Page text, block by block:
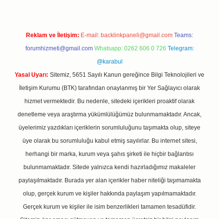
Reklam ve İletişim: E-mail: backlinkpaneli@gmail.com Teams:
forumhizmeti@gmail.com Whatsapp: 0262 606 0 726 Telegram:
@karabul
Yasal Uyarı: Sitemiz, 5651 Sayılı Kanun gereğince Bilgi Teknolojileri ve
İletişim Kurumu (BTK) tarafından onaylanmış bir Yer Sağlayıcı olarak
hizmet vermektedir. Bu nedenle, sitedeki içerikleri proaktif olarak
denetleme veya araştırma yükümlülüğümüz bulunmamaktadır. Ancak,
üyelerimiz yazdıkları içeriklerin sorumluluğunu taşımakta olup, siteye
üye olarak bu sorumluluğu kabul etmiş sayılırlar. Bu internet sitesi,
herhangi bir marka, kurum veya şahıs şirketi ile hiçbir bağlantısı
bulunmamaktadır. Sitede yalnızca kendi hazırladığımız makaleler
paylaşılmaktadır. Burada yer alan içerikler haber niteliği taşımamakta
olup, gerçek kurum ve kişiler hakkında paylaşım yapılmamaktadır.
Gerçek kurum ve kişiler ile isim benzerlikleri tamamen tesadüfidir.